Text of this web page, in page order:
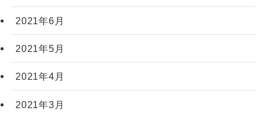
2021年6月
2021年5月
2021年4月
2021年3月